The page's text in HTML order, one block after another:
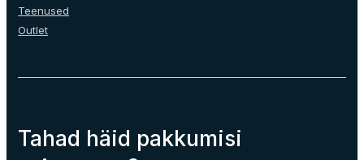
Teenused
Outlet
Tahad häid pakkumisi